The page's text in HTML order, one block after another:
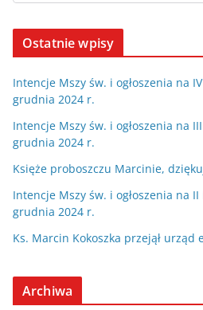
Ostatnie wpisy
Intencje Mszy św. i ogłoszenia na
grudnia 2024 r.
Intencje Mszy św. i ogłoszenia na
grudnia 2024 r.
Księże proboszczu Marcinie,
Intencje Mszy św. i ogłoszenia na
grudnia 2024 r.
Ks. Marcin Kokoszka przejął urząd
Archiwa